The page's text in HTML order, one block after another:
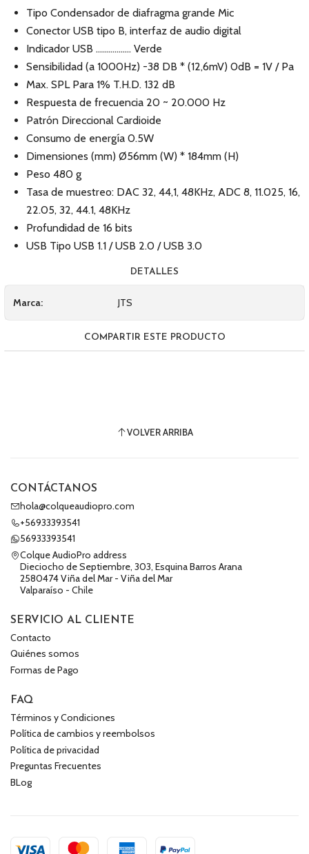
Tipo Condensador de diafragma grande Mic
Conector USB tipo B, interfaz de audio digital
Indicador USB ................. Verde
Sensibilidad (a 1000Hz) -38 DB * (12,6mV) 0dB = 1V / Pa
Max. SPL Para 1% T.H.D. 132 dB
Respuesta de frecuencia 20 ~ 20.000 Hz
Patrón Direccional Cardioide
Consumo de energía 0.5W
Dimensiones (mm) Ø56mm (W) * 184mm (H)
Peso 480 g
Tasa de muestreo: DAC 32, 44,1, 48KHz, ADC 8, 11.025, 16,
22.05, 32, 44.1, 48KHz
Profundidad de 16 bits
USB Tipo USB 1.1 / USB 2.0 / USB 3.0
DETALLES
Marca: JTS
COMPARTIR ESTE PRODUCTO
VOLVER ARRIBA
CONTÁCTANOS
hola@colqueaudiopro.com
+56933393541
56933393541
Colque AudioPro address
Dieciocho de Septiembre, 303, Esquina Barros Arana
2580474 Viña del Mar - Viña del Mar
Valparaíso - Chile
SERVICIO AL CLIENTE
Contacto
Quiénes somos
Formas de Pago
FAQ
Términos y Condiciones
Política de cambios y reembolsos
Política de privacidad
Preguntas Frecuentes
BLog